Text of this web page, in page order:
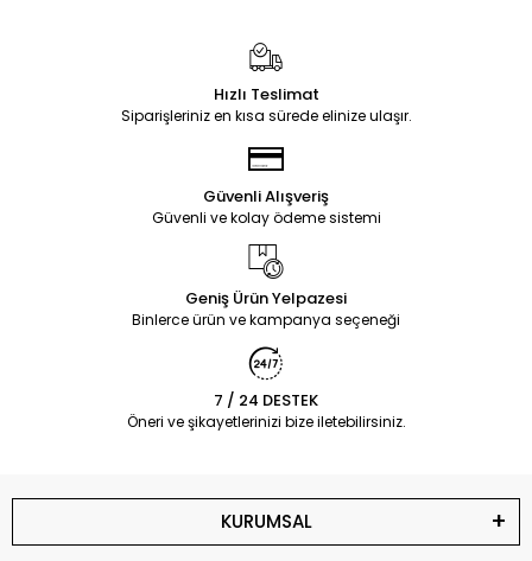
Hızlı Teslimat
Siparişleriniz en kısa sürede elinize ulaşır.
Güvenli Alışveriş
Güvenli ve kolay ödeme sistemi
Geniş Ürün Yelpazesi
Binlerce ürün ve kampanya seçeneği
7 / 24 DESTEK
Öneri ve şikayetlerinizi bize iletebilirsiniz.
KURUMSAL